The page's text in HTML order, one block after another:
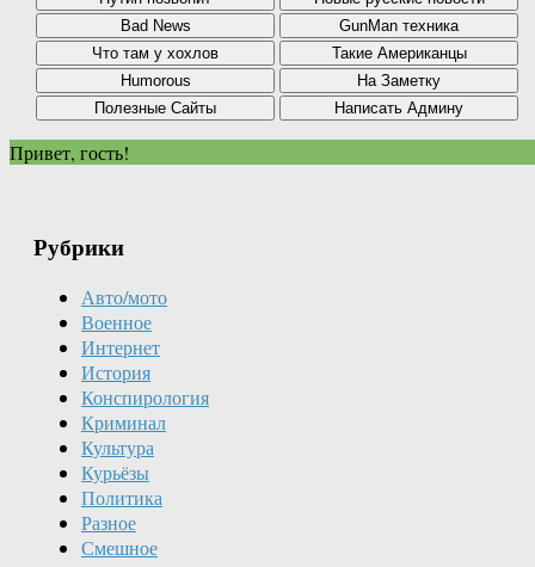
Привет, гость!
Рубрики
Авто/мото
Военное
Интернет
История
Конспирология
Криминал
Культура
Курьёзы
Политика
Разное
Смешное